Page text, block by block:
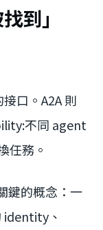
到」
口。A2A 則
不同 agent
任務。
鍵的概念：一
、